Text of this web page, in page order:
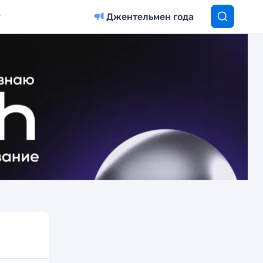
Джентельмен года